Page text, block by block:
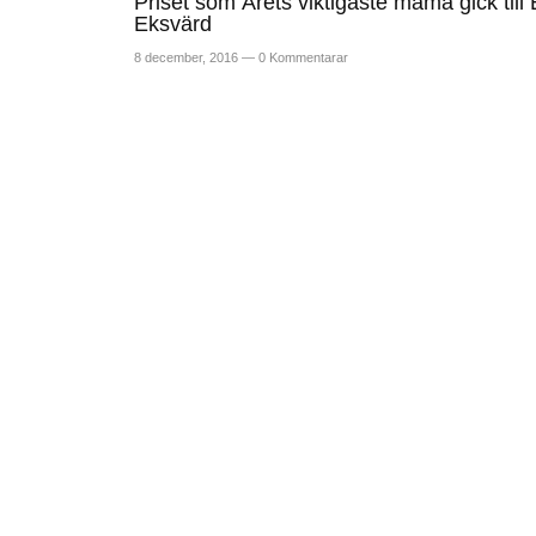
Eksvärd
8 december, 2016 — 0 Kommentarar